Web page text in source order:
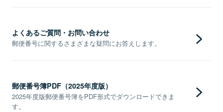
よくあるご質問・お問い合わせ
郵便番号に関するさまざまな疑問にお答えします。
郵便番号簿PDF（2025年度版）
2025年度版郵便番号簿をPDF形式でダウンロードできま
す。